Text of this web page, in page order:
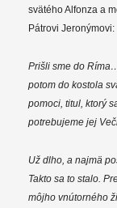
svätého Alfonza a
Pátrovi Jeronýmovi:
Prišli sme do
potom do kostola
pomoci, titul, ktorý
potrebujeme jej
Už dlho, a najmä
Takto sa to stalo.
môjho vnútorného